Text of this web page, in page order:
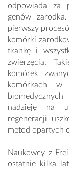
odpowiada za
genów
pierwszy
komórki
tkankę i
zwierzęcia.
komórek
komórkach
nadzieję na
regeneracji
metod opartych
Naukowcy z
ostatnie kilka